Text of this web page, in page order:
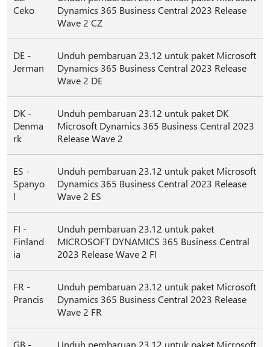
Ceko
Dynamics 365 Business Central 2023 Release
Wave 2 CZ
DE -
Jerman
Unduh pembaruan 23.12 untuk paket Microsoft
Dynamics 365 Business Central 2023 Release
Wave 2 DE
DK -
Denma
rk
Unduh pembaruan 23.12 untuk paket DK
Microsoft Dynamics 365 Business Central 2023
Release Wave 2
ES -
Spanyo
l
Unduh pembaruan 23.12 untuk paket Microsoft
Dynamics 365 Business Central 2023 Release
Wave 2 ES
FI -
Finland
ia
Unduh pembaruan 23.12 untuk paket
MICROSOFT DYNAMICS 365 Business Central
2023 Release Wave 2 FI
FR -
Prancis
Unduh pembaruan 23.12 untuk paket Microsoft
Dynamics 365 Business Central 2023 Release
Wave 2 FR
GB - Unduh pembaruan 23.12 untuk paket Microsoft